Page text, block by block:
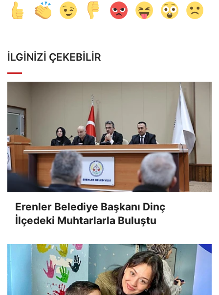
İLGINIZI ÇEKEBILIR
Erenler Belediye Başkanı Dinç
İlçedeki Muhtarlarla Buluştu